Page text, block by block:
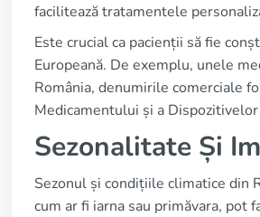
facilitează tratamentele
Este crucial ca pacienții să fie
Europeană. De exemplu, unele
România, denumirile comerciale
Medicamentului și a
Sezonalitate Și
Sezonul și condițiile climatice din
cum ar fi iarna sau primăvara, pot